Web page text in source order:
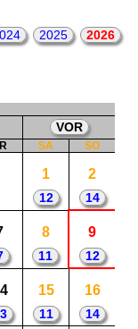
2025
2026
VOR
SA SO
1
12
2
14
8
11
9
12
15
11
16
14